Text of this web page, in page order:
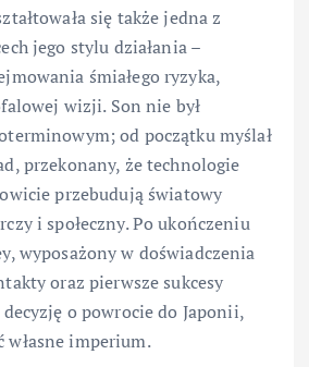
się także jedna z
jego stylu działania –
śmiałego ryzyka,
wizji. Son nie był
od początku myślał
przekonany, że technologie
przebudują światowy
i społeczny. Po ukończeniu
wyposażony w doświadczenia
oraz pierwsze sukcesy
o powrocie do Japonii,
własne imperium.